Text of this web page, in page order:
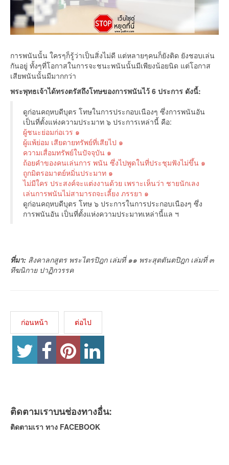
การพนันนั้น ใครๆก็รู้ว่าเป็นสิ่งไม่ดี แต่หลายๆคนก็ยังติด ยังชอบเล่น
กันอยู่ ทั้งๆที่โอกาสในการจะชนะพนันนั้นมีเพียงน้อยนิด แต่โอกาส
เสียพนันนั้นมีมากกว่า
พระพุทธเจ้าได้ทรงตรัสถึงโทษของการพนันไว้ 6 ประการ ดังนี้:
ดูก่อนคฤหบดีบุตร โทษในการประกอบเนืองๆ ซึ่งการพนันอัน
เป็นที่ตั้งแห่งความประมาท ๖ ประการเหล่านี้ คือ:
ผู้ชนะย่อมก่อเวร ๑
ผู้แพ้ย่อม เสียดายทรัพย์ที่เสียไป ๑
ความเสื่อมทรัพย์ในปัจจุบัน ๑
ถ้อยคำของคนเล่นการ พนัน ซึ่งไปพูดในที่ประชุมฟังไม่ขึ้น ๑
ถูกมิตรอมาตย์หมิ่นประมาท ๑
ไม่มีใคร ประสงค์จะแต่งงานด้วย เพราะเห็นว่า ชายนักเลง
เล่นการพนันไม่สามารถจะเลี้ยง ภรรยา ๑
ดูก่อนคฤหบดีบุตร โทษ ๖ ประการในการประกอบเนืองๆ ซึ่ง
การพนันอัน เป็นที่ตั้งแห่งความประมาทเหล่านี้แล ฯ
ที่มา: สิงคาลกสูตร พระไตรปิฎก เล่มที่ ๑๑ พระสุตตันตปิฎก เล่มที่ ๓
ทีฆนิกาย ปาฏิกวรรค
ก่อนหน้า ต่อไป
ติดตามเราบนช่องทางอื่น:
ติดตามเรา ทาง FACEBOOK